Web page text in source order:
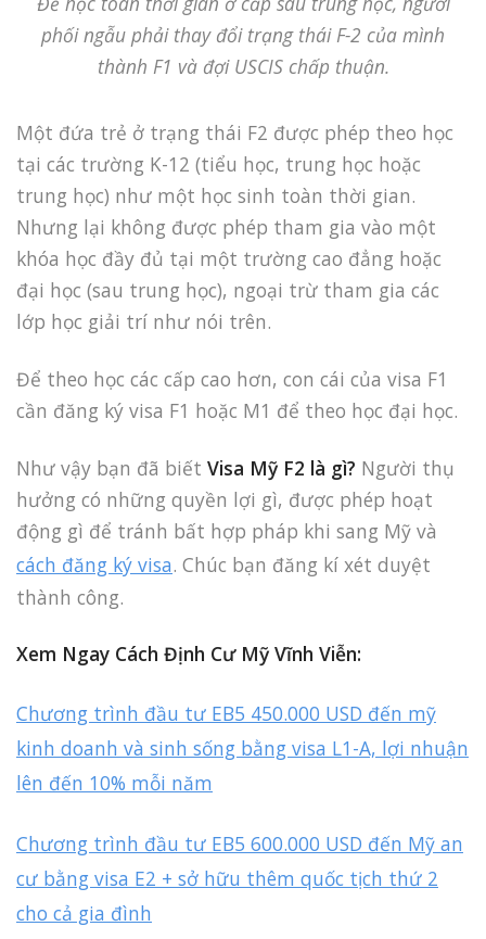
phối ngẫu phải thay đổi trạng thái F-2 của mình
thành F1 và đợi USCIS chấp thuận.
Một đứa trẻ ở trạng thái F2 được phép theo học
tại các trường K-12 (tiểu học, trung học hoặc
trung học) như một học sinh toàn thời gian.
Nhưng lại không được phép tham gia vào một
khóa học đầy đủ tại một trường cao đẳng hoặc
đại học (sau trung học), ngoại trừ tham gia các
lớp học giải trí như nói trên.
Để theo học các cấp cao hơn, con cái của visa F1
cần đăng ký visa F1 hoặc M1 để theo học đại học.
Như vậy bạn đã biết Visa Mỹ F2 là gì? Người thụ
hưởng có những quyền lợi gì, được phép hoạt
động gì để tránh bất hợp pháp khi sang Mỹ và
cách đăng ký visa. Chúc bạn đăng kí xét duyệt
thành công.
Xem Ngay Cách Định Cư Mỹ Vĩnh Viễn:
Chương trình đầu tư EB5 450.000 USD đến mỹ
kinh doanh và sinh sống bằng visa L1-A, lợi nhuận
lên đến 10% mỗi năm
Chương trình đầu tư EB5 600.000 USD đến Mỹ an
cư bằng visa E2 + sở hữu thêm quốc tịch thứ 2
cho cả gia đình